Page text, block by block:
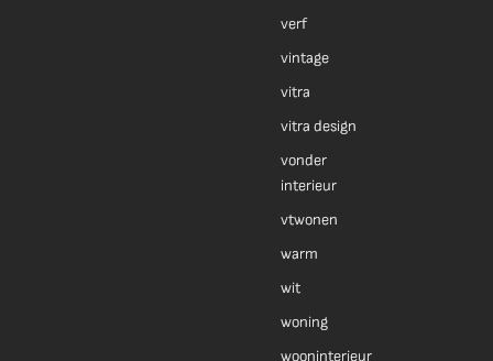
verf
vintage
vitra
vitra design
vonder
interieur
vtwonen
warm
wit
woning
wooninterieur